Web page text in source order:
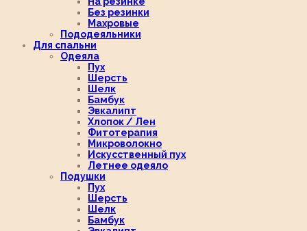
Без резинки
Махровые
Пододеяльники
Для спальни
Одеяла
Пух
Шерсть
Шелк
Бамбук
Эвкалипт
Хлопок / Лен
Фитотерапия
Микроволокно
Искусственный пух
Летнее одеяло
Подушки
Пух
Шерсть
Шелк
Бамбук